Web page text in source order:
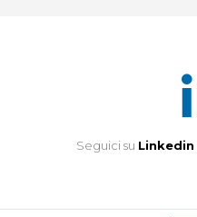
Seguici su Linkedin